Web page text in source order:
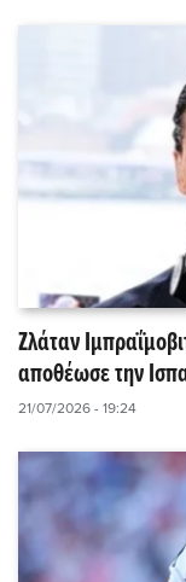
Ζλάταν
αποθέωσε την
21/07/2026 - 19:24